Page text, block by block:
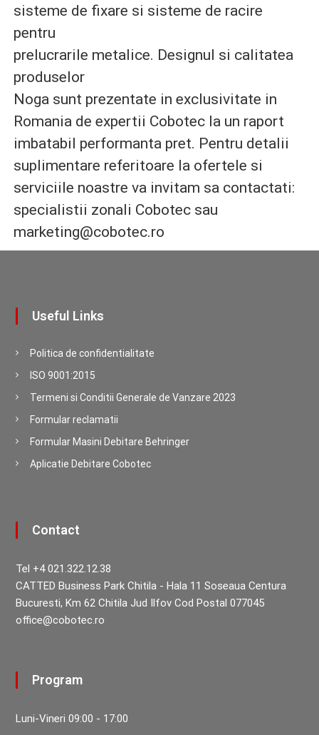
sisteme de fixare si sisteme de racire
pentru
prelucrarile metalice. Designul si calitatea
produselor
Noga sunt prezentate in exclusivitate in
Romania de expertii Cobotec la un raport
imbatabil performanta pret. Pentru detalii
suplimentare referitoare la ofertele si
serviciile noastre va invitam sa contactati:
specialistii zonali Cobotec sau
marketing@cobotec.ro
Useful Links
Politica de confidentialitate
ISO 9001:2015
Termeni si Conditii Generale de Vanzare 2023
Formular reclamatii
Formular Masini Debitare Behringer
Aplicatie Debitare Cobotec
Contact
Tel +4 021.322.12.38
CATTED Business Park Chitila - Hala 11 Soseaua Centura
Bucuresti, Km 62 Chitila Jud Ilfov Cod Postal 077045
office@cobotec.ro
Program
Luni-Vineri 09:00 - 17:00